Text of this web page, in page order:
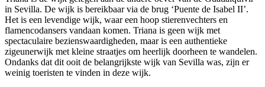
in Sevilla. De wijk is bereikbaar via de brug ‘Puente de Isabel II’.
Het is een levendige wijk, waar een hoop stierenvechters en
flamencodansers vandaan komen. Triana is geen wijk met
spectaculaire bezienswaardigheden, maar is een authentieke
zigeunerwijk met kleine straatjes om heerlijk doorheen te wandelen.
Ondanks dat dit ooit de belangrijkste wijk van Sevilla was, zijn er
weinig toeristen te vinden in deze wijk.